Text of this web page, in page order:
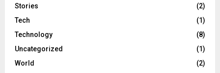
Stories
(2)
Tech
(1)
Technology
(8)
Uncategorized
(1)
World
(2)